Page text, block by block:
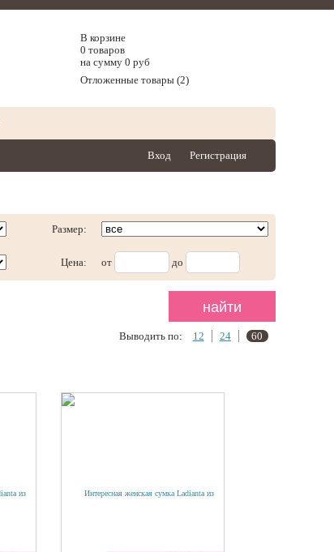
В корзине
0 товаров
на сумму 0 руб
Отложенные товары (2)
Вход Регистрация
Размер:
Цена: от до
Выводить по: 12 24 60